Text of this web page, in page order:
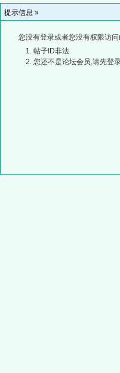
提示信息 »
您没有登录或者您没有权限访
帖子ID非法
您还不是论坛会员,请先登